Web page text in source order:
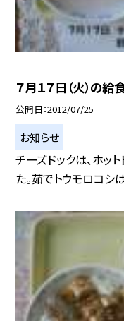
７月１７日（火）の給
公開日 2012/07/25
お知らせ
チーズドックは、ホッ
た。茹でトウモロコシ